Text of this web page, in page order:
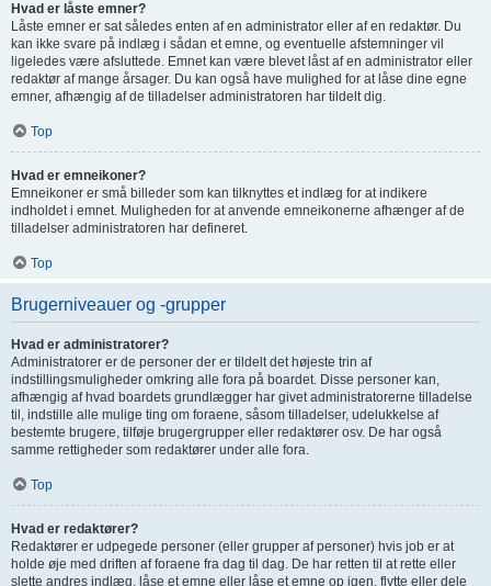
Hvad er låste emner?
Låste emner er sat således enten af en administrator eller af en redaktør. Du
kan ikke svare på indlæg i sådan et emne, og eventuelle afstemninger vil
ligeledes være afsluttede. Emnet kan være blevet låst af en administrator eller
redaktør af mange årsager. Du kan også have mulighed for at låse dine egne
emner, afhængig af de tilladelser administratoren har tildelt dig.
Top
Hvad er emneikoner?
Emneikoner er små billeder som kan tilknyttes et indlæg for at indikere
indholdet i emnet. Muligheden for at anvende emneikonerne afhænger af de
tilladelser administratoren har defineret.
Top
Brugerniveauer og -grupper
Hvad er administratorer?
Administratorer er de personer der er tildelt det højeste trin af
indstillingsmuligheder omkring alle fora på boardet. Disse personer kan,
afhængig af hvad boardets grundlægger har givet administratorerne tilladelse
til, indstille alle mulige ting om foraene, såsom tilladelser, udelukkelse af
bestemte brugere, tilføje brugergrupper eller redaktører osv. De har også
samme rettigheder som redaktører under alle fora.
Top
Hvad er redaktører?
Redaktører er udpegede personer (eller grupper af personer) hvis job er at
holde øje med driften af foraene fra dag til dag. De har retten til at rette eller
slette andres indlæg, låse et emne eller låse et emne op igen, flytte eller dele